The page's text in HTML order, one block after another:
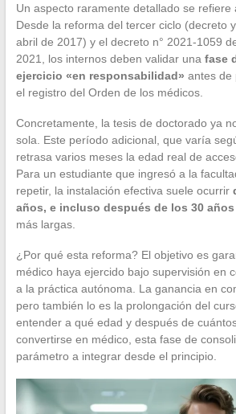
Un aspecto raramente detallado se refiere
Desde la reforma del tercer ciclo (decreto
abril de 2017) y el decreto n° 2021-1059
2021, los internos deben validar una fase
ejercicio «en responsabilidad» antes de
el registro del Orden de los médicos.
Concretamente, la tesis de doctorado ya
sola. Este período adicional, que varía
retrasa varios meses la edad real de
Para un estudiante que ingresó a la
repetir, la instalación efectiva suele ocurrir
años, e incluso después de los 30 años
más largas.
¿Por qué esta reforma? El objetivo es
médico haya ejercido bajo supervisión en
a la práctica autónoma. La ganancia en
pero también lo es la prolongación del
entender a qué edad y después de
convertirse en médico, esta fase de
parámetro a integrar desde el principio.